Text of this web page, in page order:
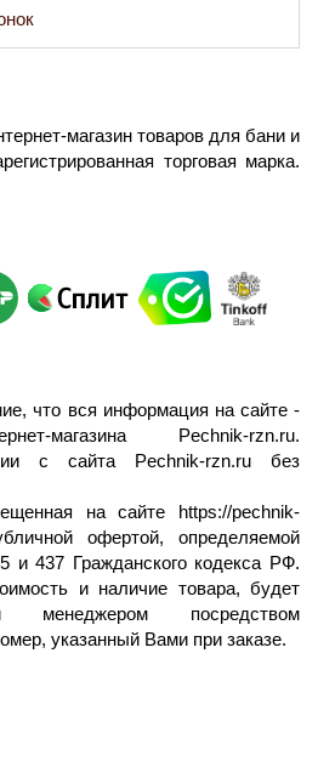
магазин товаров для бани и
торговая марка.
что вся информация на сайте -
магазина Pechnik-rzn.ru.
с сайта Pechnik-rzn.ru без
на сайте https://pechnik-
офертой, определяемой
и 437 Гражданского кодекса РФ.
и наличие товара, будет
менеджером посредством
указанный Вами при заказе.